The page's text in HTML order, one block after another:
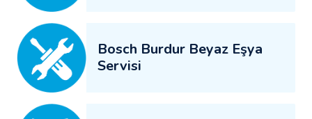
Bosch Burdur Beyaz Eşya
Servisi